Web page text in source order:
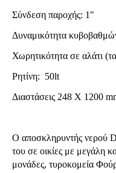
Σύνδεση παροχής: 1"
Δυναμικότητα
Χωρητικότητα σε αλάτι
Ρητίνη: 50lt
Διαστάσεις 248 Χ 1200
Ο αποσκληρυντής νερού
του σε οικίες με μεγάλη
μονάδες, τυροκομεία